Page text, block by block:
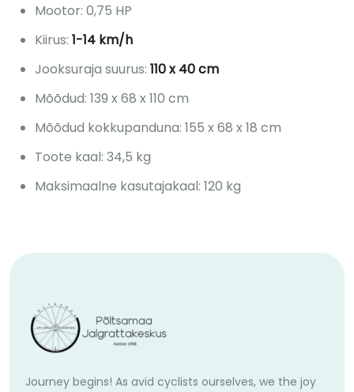
Mootor: 0,75 HP
Kiirus: 1-14 km/h
Jooksuraja suurus: 110 x 40 cm
Mõõdud: 139 x 68 x 110 cm
Mõõdud kokkupanduna: 155 x 68 x 18 cm
Toote kaal: 34,5 kg
Maksimaalne kasutajakaal: 120 kg
Journey begins! As avid cyclists ourselves, we the joy